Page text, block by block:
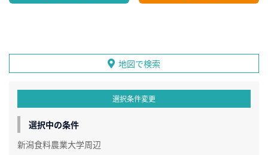
地図で検索
選択条件変更
選択中の条件
新潟食料農業大学周辺